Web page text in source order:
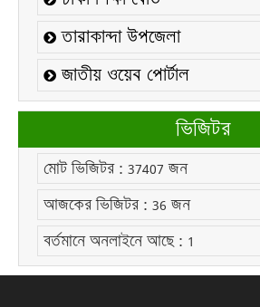
সময়সূচিঃ
২০২১-২২ শিক্ষাবর্ষের ডিগ্রি (পাস)
ইনকোর্স পরীক্ষার সময়সূচীঃ
২০২৫-২৬ শিক্ষাবর্ষের
শিক্ষার্থীদের উপবৃত্তি সংক্রান্ত বিজ্ঞপ্তিঃ
নোটিশঃ ০১৯
নোটিশঃ ০১৮
বিজ্ঞপ্তিঃ ০১৫
বিজ্ঞপ্তিঃ ০১৪
তারাকান্দা উপজেলা
জাতীয় ওয়েব পোর্টাল
ভিজিটর
মোট ভিজিটর :37407 জন
আজকের ভিজিটর :36 জন
বর্তমানে অনলাইনে আছে : 1